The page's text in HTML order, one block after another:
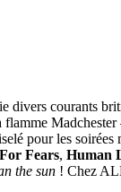
divers courants
flamme
pour les soirées
Fears, Human
the sun ! Chez